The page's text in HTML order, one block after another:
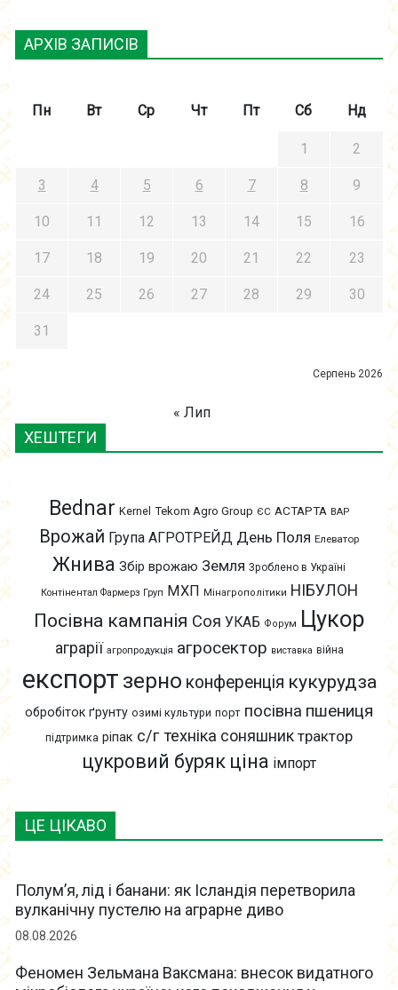
ЦЕ ЦІКАВО
Полум’я, лід і банани: як Ісландія перетворила
вулканічну пустелю на аграрне диво
08.08.2026
Феномен Зельмана Ваксмана: внесок видатного
АРХІВ ЗАПИСІВ
Серпень 2026
Пн Вт Ср Чт Пт Сб Нд
1 2
3 4 5 6 7 8 9
10 11 12 13 14 15 16
17 18 19 20 21 22 23
24 25 26 27 28 29 30
31
« Лип
ХЕШТЕГИ
Bednar Kernel Tekom Agro Group ЄС АСТАРТА ВАР
Врожай Група АГРОТРЕЙД День Поля Елеватор
Жнива Збір врожаю Земля Зроблено в Україні
Контінентал Фармерз Груп МХП Мінагрополітики НІБУЛОН
Посівна кампанія Соя УКАБ Форум Цукор
аграрії агропродукція агросектор виставка війна
експорт зерно конференція кукурудза
обробіток ґрунту озимі культури порт посівна пшениця
підтримка ріпак с/г техніка соняшник трактор
цукровий буряк ціна імпорт